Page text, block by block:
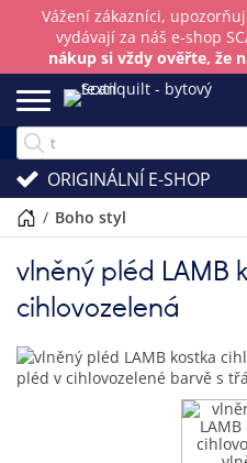
Vážení zákazníci,
vydávají za náš e-shop
nákup si vždy ověřte, že
ORIGINÁLNÍ E-SHOP
/ boho styl
vlněný pléd LAMB
cihlovozelená